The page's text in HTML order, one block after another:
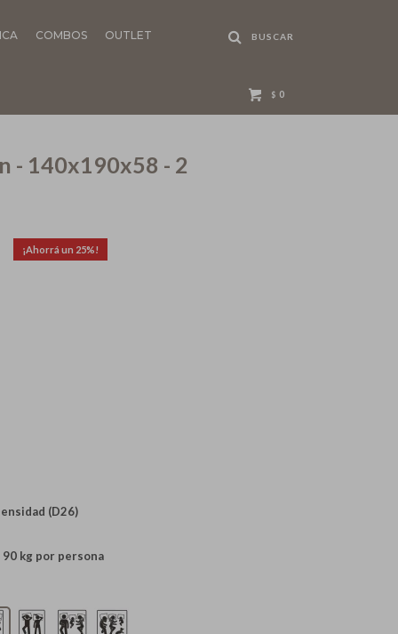
COMBOS OUTLET
$ 0
- 140x190x58 - 2
25
(D26)
kg por persona